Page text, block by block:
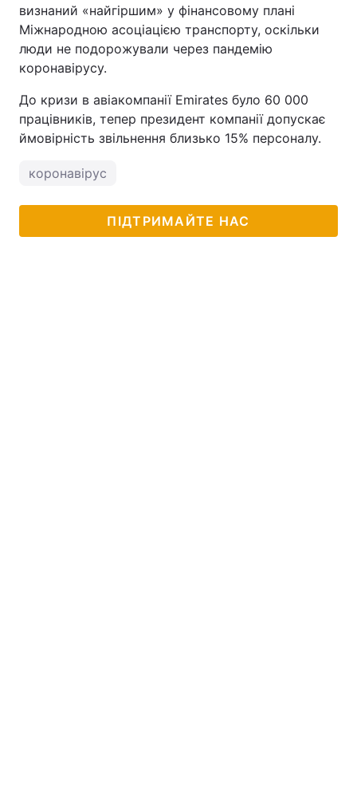
визнаний «найгіршим» у фінансовому плані
Міжнародною асоціацією транспорту, оскільки
люди не подорожували через пандемію
коронавірусу.
До кризи в авіакомпанії Emirates було 60 000
працівників, тепер президент компанії допускає
ймовірність звільнення близько 15% персоналу.
коронавірус
ПІДТРИМАЙТЕ НАС